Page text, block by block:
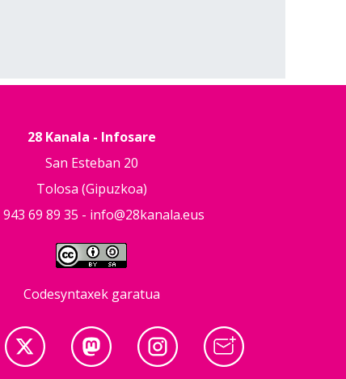
28 Kanala - Infosare
San Esteban 20
Tolosa (Gipuzkoa)
943 69 89 35 - info@28kanala.eus
Codesyntaxek garatua